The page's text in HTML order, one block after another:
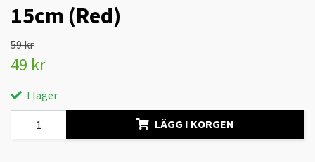
15cm (Red)
59 kr
49 kr
I lager
LÄGG I KORGEN